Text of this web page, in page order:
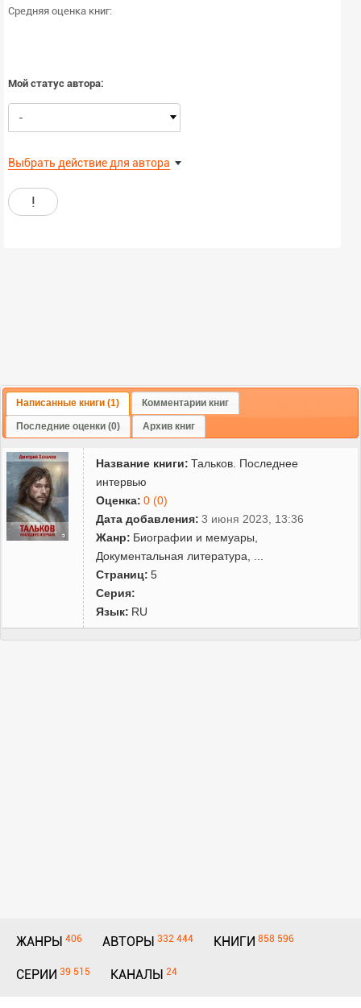
Средняя оценка книг:
Мой статус автора:
-
Выбрать действие для автора
!
Написанные книги (1) Комментарии книг
Последние оценки (0) Архив книг
Название книги: Тальков. Последнее
интервью
Оценка: 0 (0)
Дата добавления: 3 июня 2023, 13:36
Жанр: Биографии и мемуары
Документальная литература
Страниц: 5
Серия:
Язык: RU
ЖАНРЫ 406 АВТОРЫ 332 444 КНИГИ 858 596
СЕРИИ 39 515 КАНАЛЫ 24